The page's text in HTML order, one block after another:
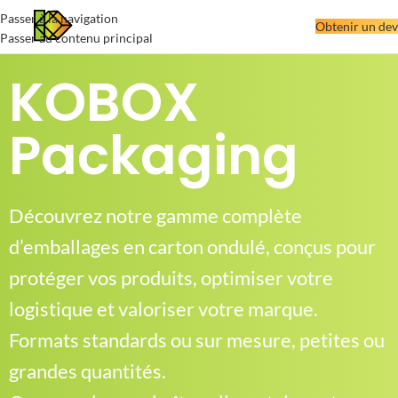
Passer à la navigation
Passer au contenu principal
Obtenir un
KOBOX
Packaging
Découvrez notre gamme complète
d’emballages en carton ondulé, conçus pour
protéger vos produits, optimiser votre
logistique et valoriser votre marque.
Formats standards ou sur mesure, petites ou
grandes quantités.